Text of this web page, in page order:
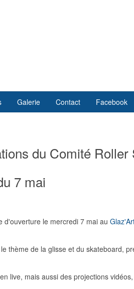
Galerie Contact Facebook
du Comité Roller
7 mai
d'ouverture le mercredi 7 mai au
thème de la glisse et du skateboard,
live, mais aussi des projections